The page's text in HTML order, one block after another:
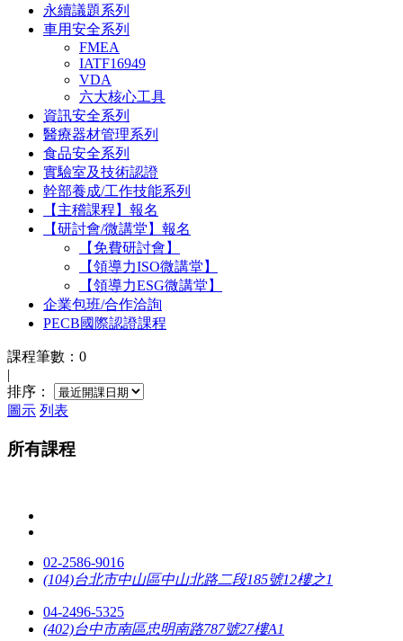
永續議題系列
車用安全系列
FMEA
IATF16949
VDA
六大核心工具
資訊安全系列
醫療器材管理系列
食品安全系列
實驗室及技術認證
幹部養成/工作技能系列
【主稽課程】報名
【研討會/微講堂】報名
【免費研討會】
【領導力ISO微講堂】
【領導力ESG微講堂】
企業包班/合作洽詢
PECB國際認證課程
課程筆數：0
|
排序：
圖示 列表
所有課程
02-2586-9016
(104)台北市中山區中山北路二段185號12樓之1
04-2496-5325
(402)台中市南區忠明南路787號27樓A1